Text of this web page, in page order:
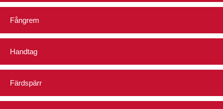
Fångrem
Handtag
Färdspärr